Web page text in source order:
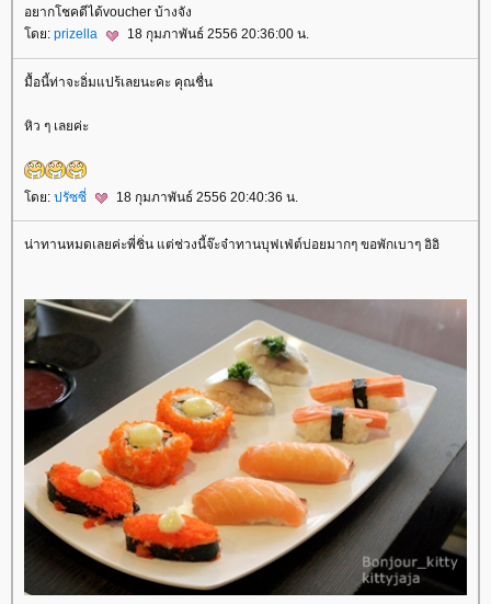
อยากโชคดีได้voucher บ้างจัง
ดย: prizella 18 กุมภาพันธ์ 2556 20:36:00 น.
มื้อนี้ท่าจะอิ่มแปร้เลยนะคะ คุณชื่น
หิว ๆ เลยค่ะ
ดย: ปรัซซี่ 18 กุมภาพันธ์ 2556 20:40:36 น.
น่าทานหมดเลยค่ะพี่ชิ่น แต่ช่วงนี้จ๊ะจ๋าทานบุฟเฟ่ต์บ่อยมากๆ ขอพักเบาๆ อิอิ